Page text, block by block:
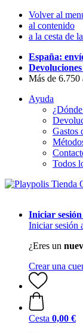
Volver al
al contenido
a la cesta de
España:
Más de 6.750
Ayuda
Gastos
Todos
Iniciar sesión
Iniciar sesión
¿Eres un
Crear una
Cesta 0,00 €